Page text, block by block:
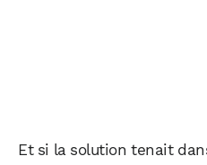
Et si la solution tenait